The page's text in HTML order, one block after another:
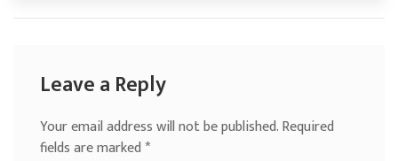
Leave a Reply
Your email address will not be published.Required
fields are marked*